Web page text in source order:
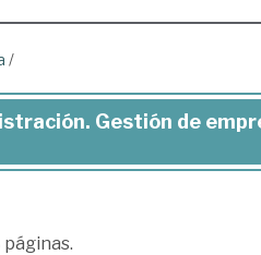
/
Gestión de
páginas.